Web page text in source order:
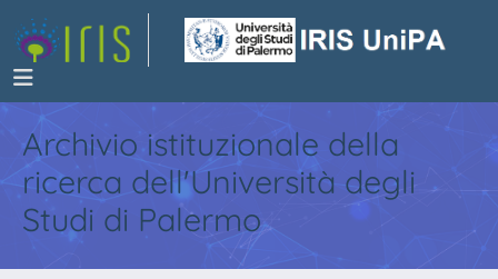
Archivio istituzionale della
ricerca dell'Università degli
Studi di Palermo